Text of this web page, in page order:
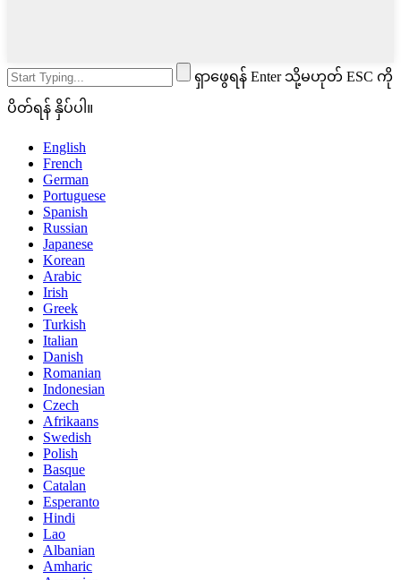
ရှာဖွေရန် Enter သို့မဟုတ် ESC ကို
ပိတ်ရန် နှိပ်ပါ။
English
French
German
Portuguese
Spanish
Russian
Japanese
Korean
Arabic
Irish
Greek
Turkish
Italian
Danish
Romanian
Indonesian
Czech
Afrikaans
Swedish
Polish
Basque
Catalan
Esperanto
Hindi
Lao
Albanian
Amharic